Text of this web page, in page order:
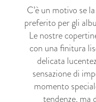
C’è un motivo se
preferito per gli
Le nostre
con una finitura
delicata
sensazione di
momento
tendenze, ma